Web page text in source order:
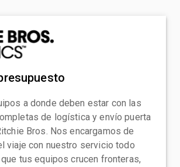
a donde deben estar con las
de logística y envío puerta
Bros. Nos encargamos de
viaje con nuestro servicio todo
tus equipos crucen fronteras,